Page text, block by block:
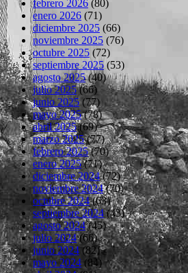
febrero 2026 (80)
enero 2026 (71)
diciembre 2025 (66)
noviembre 2025 (76)
octubre 2025 (72)
septiembre 2025 (53)
agosto 2025(40)
julio 2025(66)
junio 2025(77)
mayo 2025(78)
abril 2025(69)
marzo 2025(77)
febrero 2025(70)
enero 2025(71)
diciembre 2024(72)
noviembre 2024(70)
octubre 2024(63)
septiembre 2024(43)
agosto 2024(45)
julio 2024(66)
junio 2024 (82)
mayo 2024 (84)